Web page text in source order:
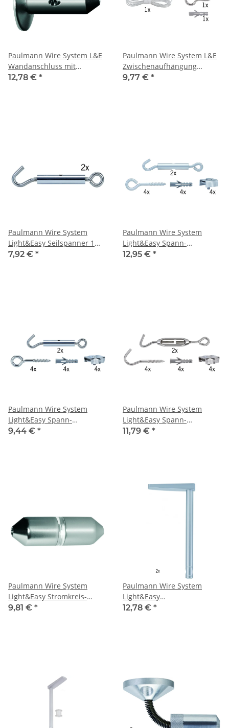
Paulmann Wire System L&E
Wandanschluss mit
Kabelweiterführung 1 Paar
12,78 € *
Paulmann Wire System L&E
Zwischenaufhängung
100cm Acryl Kunststoff
9,77 € *
Paulmann Wire System
Light&Easy Seilspanner 1
Paar Chrom Metall
7,92 € *
Paulmann Wire System
Light&Easy Spann-
Montageset Chrom matt
12,95 € *
Paulmann Wire System
Light&Easy Spann-
Montageset nicht isoliert
9,44 € *
Paulmann Wire System
Light&Easy Spann-
Montageset nicht isoliert
11,79 € *
Paulmann Wire System
Light&Easy Stromkreis-
Trennteil 1 Paar Nickel
9,81 € *
Paulmann Wire System
Light&Easy
Umlenker/Abhängung 1
12,78 € *